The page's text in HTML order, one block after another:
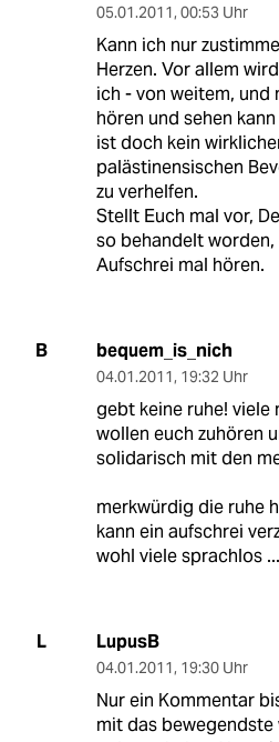
05.01.2011, 00:53 Uhr
Kann ich nur
Herzen. Vor allem
ich - von weitem, und
hören und sehen
ist doch kein
palästinensischen
zu verhelfen.
Stellt Euch mal vor,
so behandelt
Aufschrei mal hören.
B bequem_is_nich
04.01.2011, 19:32 Uhr
gebt keine ruhe! viele
wollen euch zuhören
solidarisch mit den
merkwürdig die ruhe
kann ein aufschrei
wohl viele sprachlos ...
L LupusB
04.01.2011, 19:30 Uhr
Nur ein Kommentar
mit das